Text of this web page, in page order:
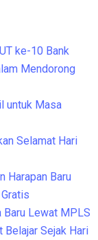
ke-10 Bank
Mendorong
untuk Masa
Selamat Hari
Harapan Baru
Lewat MPLS
Belajar Sejak Hari